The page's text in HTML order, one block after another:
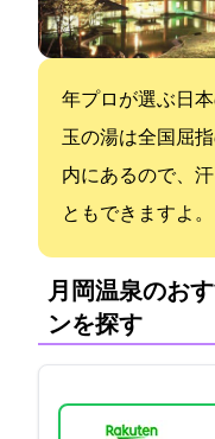
2021年プロが選ぶ日
玉の湯は全国屈
内にあるので、
ともできますよ。
月岡温泉のお
ンを探す